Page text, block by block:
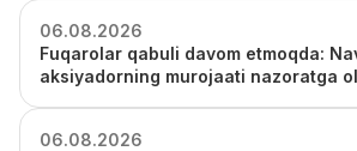
06.08.2026
Fuqarolar qabuli davom etmoqda:
aksiyadorning murojaati nazoratga
06.08.2026